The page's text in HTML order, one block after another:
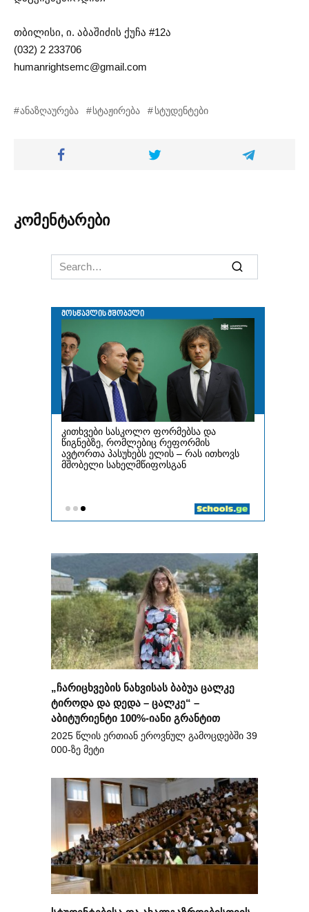
თბილისი, ი. აბაშიძის ქუჩა #12ა
(032) 2 233706
humanrightsemc@gmail.com
ანაზღაურება სტაჟირება სტუდენტები
კომენტარები
Search
for:
„ჩარიცხვების ნახვისას ბაბუა ცალკე
ტიროდა და დედა – ცალკე“ –
აბიტურიენტი 100%-იანი გრანტით
2025 წლის ერთიან ეროვნულ გამოცდებში 39
000-ზე მეტი